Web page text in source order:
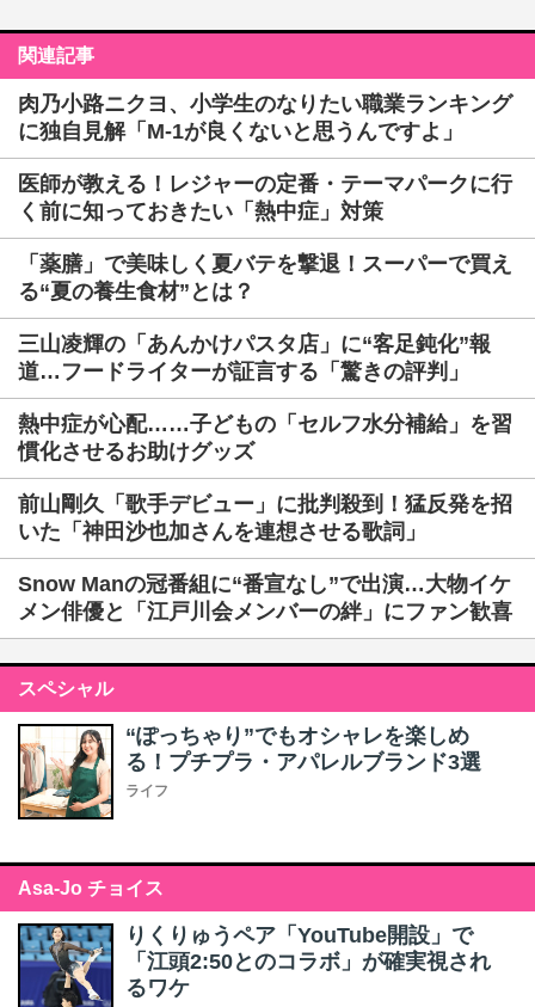
関連記事
肉乃小路ニクヨ、小学生のなりたい職業ランキング
に独自見解「M-1が良くないと思うんですよ」
医師が教える！レジャーの定番・テーマパークに行
く前に知っておきたい「熱中症」対策
「薬膳」で美味しく夏バテを撃退！スーパーで買え
る“夏の養生食材”とは？
三山凌輝の「あんかけパスタ店」に“客足鈍化”報
道…フードライターが証言する「驚きの評判」
熱中症が心配……子どもの「セルフ水分補給」を習
慣化させるお助けグッズ
前山剛久「歌手デビュー」に批判殺到！猛反発を招
いた「神田沙也加さんを連想させる歌詞」
Snow Manの冠番組に“番宣なし”で出演…大物イケ
メン俳優と「江戸川会メンバーの絆」にファン歓喜
スペシャル
“ぽっちゃり”でもオシャレを楽しめ
る！プチプラ・アパレルブランド3選
ライフ
Asa-Jo チョイス
りくりゅうペア「YouTube開設」で
「江頭2:50とのコラボ」が確実視され
るワケ